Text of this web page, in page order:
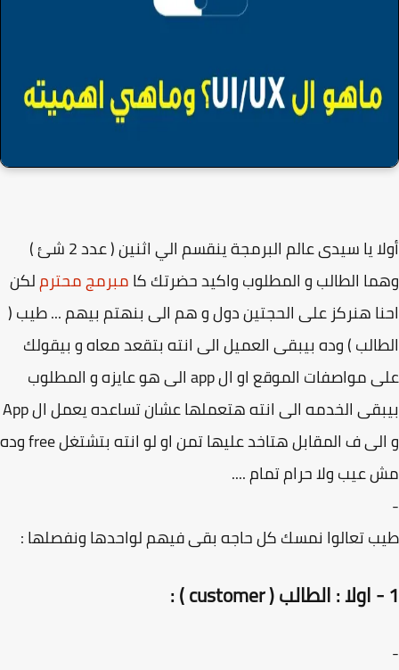
أولا يا سيدى عالم البرمجة ينقسم الي اثنين ( عدد 2 شئ )
الطالب و المطلوب واكيد حضرتك كامبرمج محترملكن
هنركز على الحجتين دول و هم الى بنهتم بيهم ... طيب (
) وده بيبقى العميل الى انته بتقعد معاه و بيقولك
على مواصفات الموقع او ال app الى هو عايزه و المطلوب
بيبقى الخدمه الى انته هتعملها عشان تساعده يعمل ال App
و الى ف المقابل هتاخد عليها تمن او لو انته بتشتغل free وده
ولا حرام تمام ....
تعالوا نمسك كل حاجه بقى فيهم لواحدها ونفصلها :